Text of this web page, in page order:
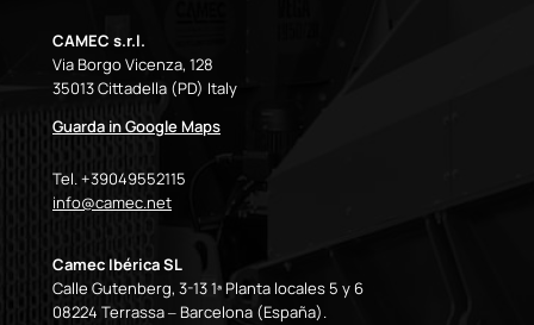
CAMEC s.r.l.
Via Borgo Vicenza, 128
35013 Cittadella (PD) Italy
Guarda in Google Maps
Tel. +39049552115
info@camec.net
Camec Ibérica SL
Calle Gutenberg, 3-13 1ª Planta locales 5 y 6
08224 Terrassa – Barcelona (España).